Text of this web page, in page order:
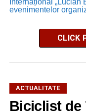
Internațional „Lucian
evenimentelor
CLICK
ACTUALITATE
Biciclist de